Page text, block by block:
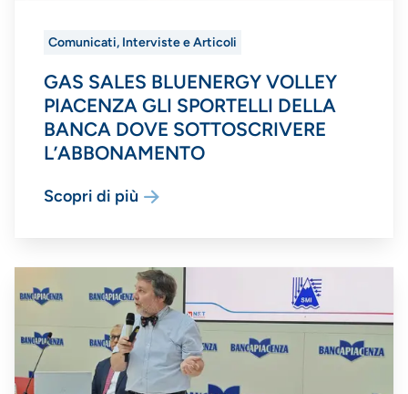
Comunicati, Interviste e Articoli
GAS SALES BLUENERGY VOLLEY
PIACENZA GLI SPORTELLI DELLA
BANCA DOVE SOTTOSCRIVERE
L’ABBONAMENTO
Scopri di più